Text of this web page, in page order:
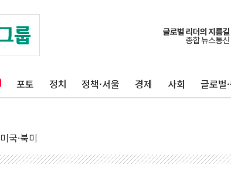
포토 정치 정책·서울 경제 사회 글로벌
미국·북미